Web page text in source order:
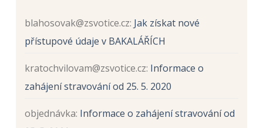
blahosovak@zsvotice.cz: Jak získat nové
přístupové údaje v BAKALÁŘÍCH
kratochvilovam@zsvotice.cz: Informace o
zahájení stravování od 25. 5. 2020
objednávka: Informace o zahájení stravování od